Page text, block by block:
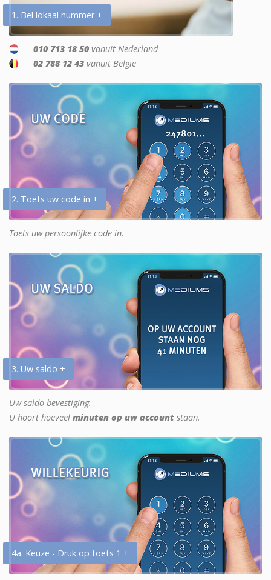
1. Bel lokaal nummer +
010 713 18 50 vanuit Nederland
02 788 12 43 vanuit België
2. Toets uw code in +
Toets uw persoonlijke code in.
3. Uw saldo +
Uw saldo bevestiging.
U hoort hoeveel minuten op uw account staan.
4a. Keuze - Druk op toets 1 +